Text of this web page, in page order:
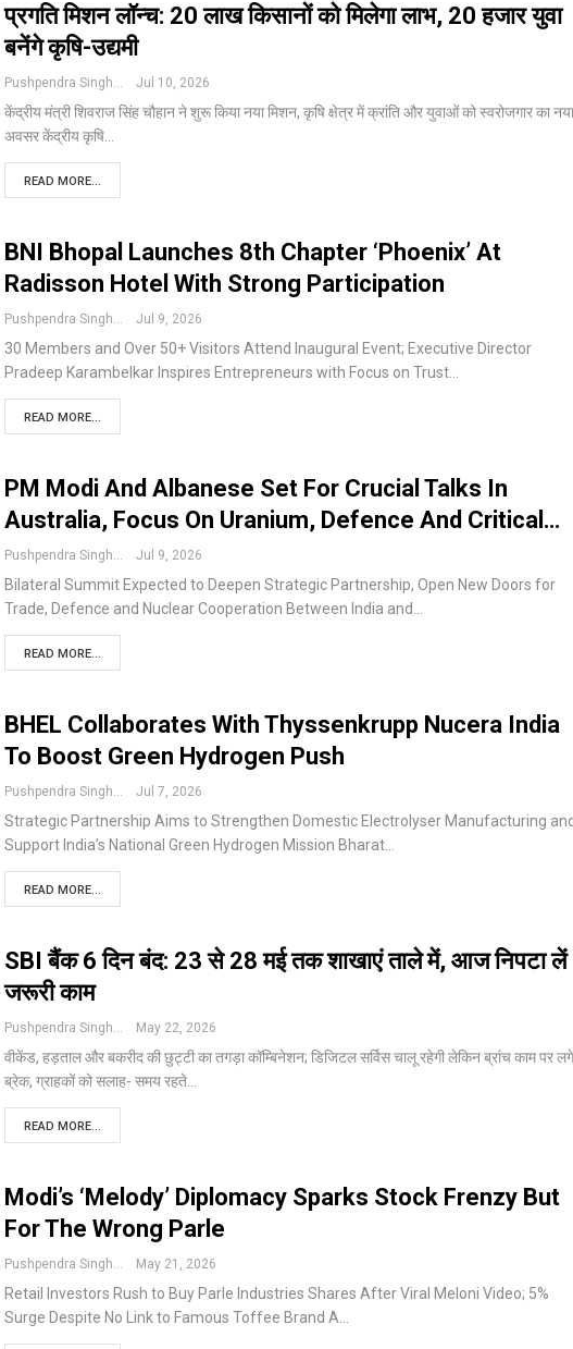
प्रगति मिशन लॉन्च: 20 लाख किसानों को मिलेगा लाभ, 20 हजार युवा
बनेंगे कृषि-उद्यमी
Pushpendra Singh Jul 10, 2026
केंद्रीय मंत्री शिवराज सिंह चौहान ने शुरू किया नया मिशन, कृषि क्षेत्र में क्रांति और युवाओं को स्वरोजगार का नया
अवसरकेंद्रीय कृषि
READ MORE...
BNI Bhopal Launches 8th Chapter ‘Phoenix’ At
Radisson Hotel With Strong Participation
Pushpendra Singh Jul 9, 2026
30 Members and Over 50+ Visitors Attend Inaugural Event; Executive Director
Pradeep Karambelkar Inspires Entrepreneurs with Focus on Trust
READ MORE...
PM Modi And Albanese Set For Crucial Talks In
Australia, Focus On Uranium, Defence And Critical…
Pushpendra Singh Jul 9, 2026
Bilateral Summit Expected to Deepen Strategic Partnership, Open New Doors for
Trade, Defence and Nuclear Cooperation Between India and
READ MORE...
BHEL Collaborates With Thyssenkrupp Nucera India
To Boost Green Hydrogen Push
Pushpendra Singh Jul 7, 2026
Strategic Partnership Aims to Strengthen Domestic Electrolyser Manufacturing and
Support India’s National Green Hydrogen Mission Bharat
READ MORE...
SBI बैंक 6 दिन बंद: 23 से 28 मई तक शाखाएं ताले में, आज निपटा लें
जरूरी काम
Pushpendra Singh May 22, 2026
वीकेंड, हड़ताल और बकरीद की छुट्टी का तगड़ा कॉम्बिनेशन; डिजिटल सर्विस चालू रहेगी लेकिन ब्रांच काम पर
ब्रेक, ग्राहकों को सलाह- समय रहते
READ MORE...
Modi’s ‘Melody’ Diplomacy Sparks Stock Frenzy But
For The Wrong Parle
Pushpendra Singh May 21, 2026
Retail Investors Rush to Buy Parle Industries Shares After Viral Meloni Video; 5%
Surge Despite No Link to Famous Toffee Brand A